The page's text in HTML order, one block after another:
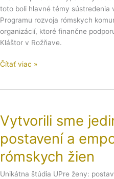
toto boli hlavné témy sústredenia
Programu rozvoja rómskych
organizácií, ktoré finančne
Kláštor v Rožňave.
organizácie
Čítať viac »
Vytvorili sme
postavení a
rómskych žien
Unikátna štúdia UPre ženy:
jedinečnú
štúdiu
o
postavení
a
empowermente